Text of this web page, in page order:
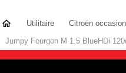
Utilitaire Citroën occasion
Jumpy Fourgon M 1.5 BlueHDi